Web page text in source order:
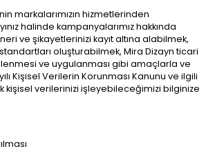
markalarımızın hizmetlerinden
halinde kampanyalarımız hakkında
ve şikayetlerinizi kayıt altına alabilmek,
oluşturabilmek, Mira Dizayn ticari
ve uygulanması gibi amaçlarla ve
Kişisel Verilerin Korunması Kanunu ve ilgili
kişisel verilerinizi işleyebileceğimizi bilginize